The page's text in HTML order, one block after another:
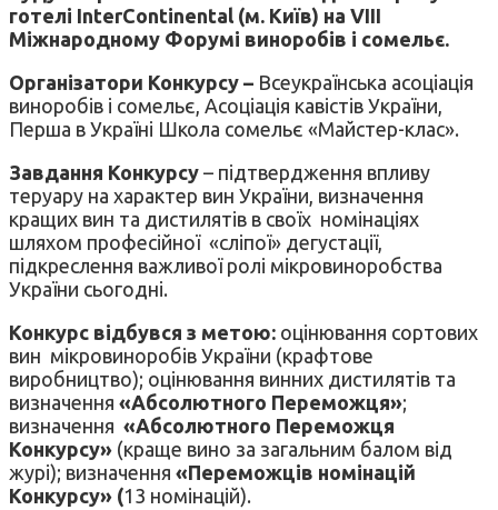
готелі InterContinental (м. Київ) на VIII
Міжнародному Форумі виноробів і сомельє.
Організатори Конкурсу – Всеукраїнська асоціація
виноробів і сомельє, Асоціація кавістів України,
Перша в Україні Школа сомельє «Майстер-клас».
Завдання Конкурсу – підтвердження впливу
теруару на характер вин України, визначення
кращих вин та дистилятів в своїх номінаціях
шляхом професійної «сліпої» дегустації,
підкреслення важливої ролі мікровиноробства
України сьогодні.
Конкурс відбувся з метою: оцінювання сортових
вин мікровиноробів України (крафтове
виробництво); оцінювання винних дистилятів та
визначення «Абсолютного Переможця»;
визначення «Абсолютного Переможця
Конкурсу» (краще вино за загальним балом від
журі); визначення «Переможців номінацій
Конкурсу» (13 номінацій).